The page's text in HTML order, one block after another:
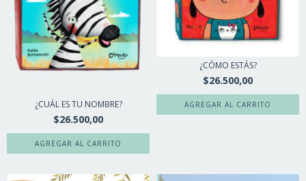
¿CUÁL ES TU NOMBRE?
$26.500,00
¿CÓMO ESTÁS?
$26.500,00